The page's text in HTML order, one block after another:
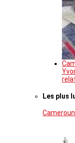
Les plus
Cameroun